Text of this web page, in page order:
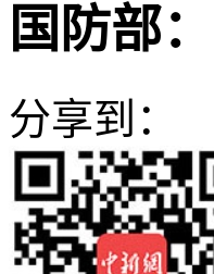
国防部
分享到：